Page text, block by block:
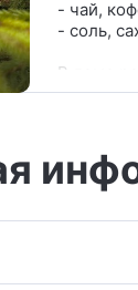
- чай,
- соль,
В доме
В доме